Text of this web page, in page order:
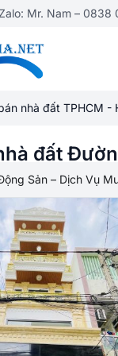
Mr. Nam – 0838
nhà đất TPHCM -
đất
Sản – Dịch Vụ